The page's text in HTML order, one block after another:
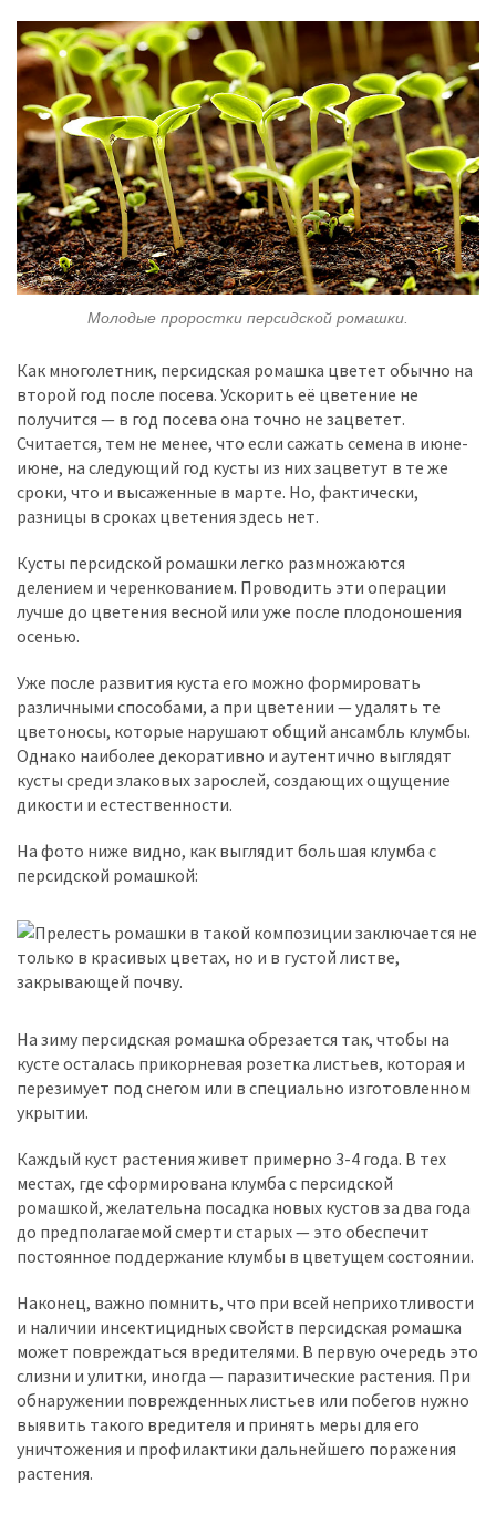
Молодые проростки персидской ромашки.
Как многолетник, персидская ромашка цветет обычно на
второй год после посева. Ускорить её цветение не
получится — в год посева она точно не зацветет.
Считается, тем не менее, что если сажать семена в июне-
июне, на следующий год кусты из них зацветут в те же
сроки, что и высаженные в марте. Но, фактически,
разницы в сроках цветения здесь нет.
Кусты персидской ромашки легко размножаются
делением и черенкованием. Проводить эти операции
лучше до цветения весной или уже после плодоношения
осенью.
Уже после развития куста его можно формировать
различными способами, а при цветении — удалять те
цветоносы, которые нарушают общий ансамбль клумбы.
Однако наиболее декоративно и аутентично выглядят
кусты среди злаковых зарослей, создающих ощущение
дикости и естественности.
На фото ниже видно, как выглядит большая клумба с
персидской ромашкой:
На зиму персидская ромашка обрезается так, чтобы на
кусте осталась прикорневая розетка листьев, которая и
перезимует под снегом или в специально изготовленном
укрытии.
Каждый куст растения живет примерно 3-4 года. В тех
местах, где сформирована клумба с персидской
ромашкой, желательна посадка новых кустов за два года
до предполагаемой смерти старых — это обеспечит
постоянное поддержание клумбы в цветущем состоянии.
Наконец, важно помнить, что при всей неприхотливости
и наличии инсектицидных свойств персидская ромашка
может повреждаться вредителями. В первую очередь это
слизни и улитки, иногда — паразитические растения. При
обнаружении поврежденных листьев или побегов нужно
выявить такого вредителя и принять меры для его
уничтожения и профилактики дальнейшего поражения
растения.